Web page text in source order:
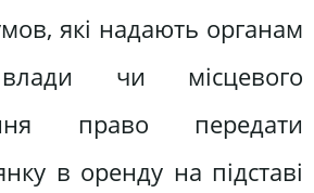
які надають органам
чи місцевого
право передати
в оренду на підставі